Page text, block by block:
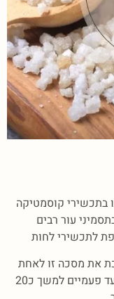
בתכשירי קוסמטיקה
עור רבים
לתכשירי לחות
את מסכה זו לאחת
הטובות ועמוקות . התמדה של פעם בשבוע עד פעמיים למשך כ20